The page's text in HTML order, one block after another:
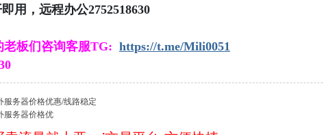
用，远程办公2752518630
老板们咨询客服TG: https://t.me/Mili0051
服务器价格优惠/线路稳定
服务器价格优